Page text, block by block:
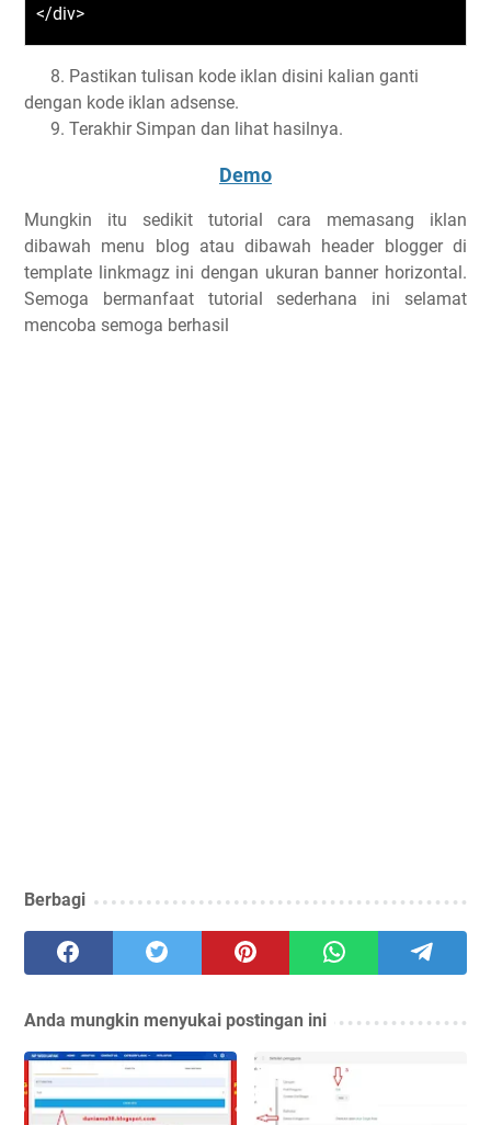
</div>
8. Pastikan tulisan kode iklan disini kalian ganti
dengan kode iklan adsense.
9. Terakhir Simpan dan lihat hasilnya.
Demo
Mungkin itu sedikit tutorial cara memasang iklan
dibawah menu blog atau dibawah header blogger di
template linkmagz ini dengan ukuran banner horizontal.
Semoga bermanfaat tutorial sederhana ini selamat
mencoba semoga berhasil
Berbagi
Anda mungkin menyukai postingan ini